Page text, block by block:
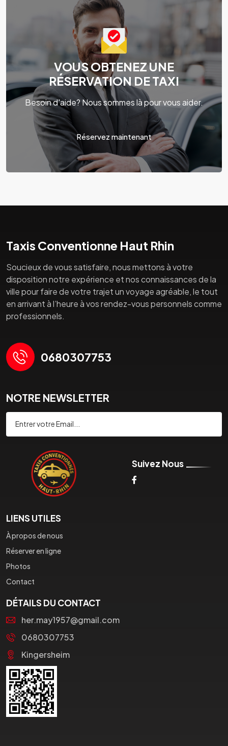
VOUS OBTENEZ UNE
RÉSERVATION DE TAXI
Besoin d'aide? Nous sommes là pour vous aider.
Réservez maintenant
Taxis Conventionne Haut Rhin
Soucieux de vous satisfaire, nous mettons à votre
disposition notre expérience et nos connaissances de la
ville pour faire de votre trajet un voyage agréable, le tout
en arrivant à l’heure à vos rendez-vous personnels comme
professionnels.
0680307753
NOTRE NEWSLETTER
Suivez Nous
LIENS UTILES
À propos de nous
Réserver en ligne
Photos
Contact
DÉTAILS DU CONTACT
her.may1957@gmail.com
0680307753
Kingersheim